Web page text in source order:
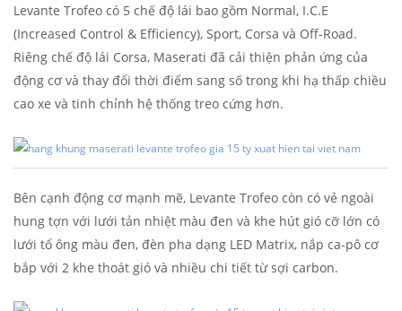
Levante Trofeo có 5 chế độ lái bao gồm Normal, I.C.E
(Increased Control & Efficiency), Sport, Corsa và Off-Road.
Riêng chế độ lái Corsa, Maserati đã cải thiện phản ứng của
động cơ và thay đổi thời điểm sang số trong khi hạ thấp chiều
cao xe và tinh chỉnh hệ thống treo cứng hơn.
Bên cạnh động cơ mạnh mẽ, Levante Trofeo còn có vẻ ngoài
hung tợn với lưới tản nhiệt màu đen và khe hút gió cỡ lớn có
lưới tổ ông màu đen, đèn pha dạng LED Matrix, nắp ca-pô cơ
bắp với 2 khe thoát gió và nhiều chi tiết từ sợi carbon.